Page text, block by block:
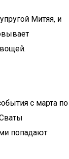
Митяя, и
с марта по
попадают